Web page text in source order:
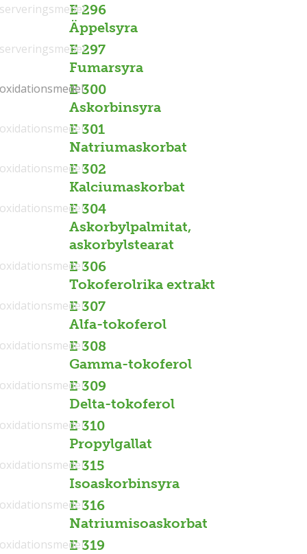
E 296
Äppelsyra
E 297
Fumarsyra
E 300
Askorbinsyra
E 301
Natriumaskorbat
E 302
Kalciumaskorbat
E 304
Askorbylpalmitat,
askorbylstearat
E 306
Tokoferolrika extrakt
E 307
Alfa-tokoferol
E 308
Gamma-tokoferol
E 309
Delta-tokoferol
E 310
Propylgallat
E 315
Isoaskorbinsyra
E 316
Natriumisoaskorbat
E 319